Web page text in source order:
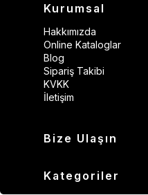
Kurumsal
Hakkımızda
Online Kataloglar
Blog
Sipariş Takibi
KVKK
İletişim
Bize Ulaşın
Kategoriler